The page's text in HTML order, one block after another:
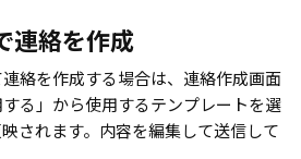
連絡を作成
絡を作成する場合は、連絡作成画面
る」から使用するテンプレートを選
されます。内容を編集して送信して